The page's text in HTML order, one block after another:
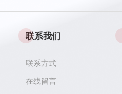
联系我们
联系方式
在线留言